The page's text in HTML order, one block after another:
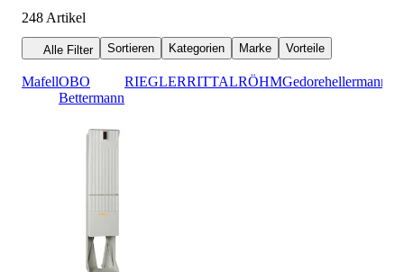
248 Artikel
Alle Filter Sortieren Kategorien Marke Vorteile
MafellOBO
Bettermann
RIEGLERRITTALRÖHMGedore